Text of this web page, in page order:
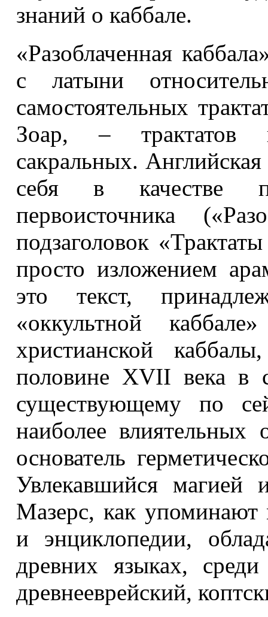
знаний о каббале.
«Разоблаченная
с латыни
самостоятельных
Зоар, – трактатов
сакральных.
себя в качестве
первоисточника
подзаголовок
просто изложением
это текст,
«оккультной
христианской
половине XVII века в
существующему по
наиболее влиятельных
основатель
Увлекавшийся магией
Мазерс, как упоминают
и энциклопедии,
древних языках,
древнееврейский,